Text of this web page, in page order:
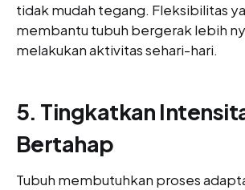
tidak mudah tegang. Fleksibilitas
membantu tubuh bergerak lebih
melakukan aktivitas sehari-hari.
5. Tingkatkan
Bertahap
Tubuh membutuhkan proses